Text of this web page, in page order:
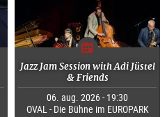
Jazz Jam Session with Adi Jüstel
& Friends
06. aug. 2026 - 19:30
OVAL - Die Bühne im EUROPARK